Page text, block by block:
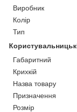
Виробник
Колір
Тип
Габаритний
Крихкій
Назва товару
Призначення
Розмір